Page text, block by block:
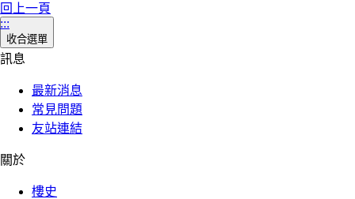
回上一頁
:::
收合選單
訊息
最新消息
常見問題
友站連結
關於
樓史